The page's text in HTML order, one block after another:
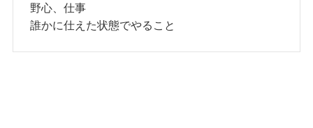
野心、仕事
誰かに仕えた状態でやること